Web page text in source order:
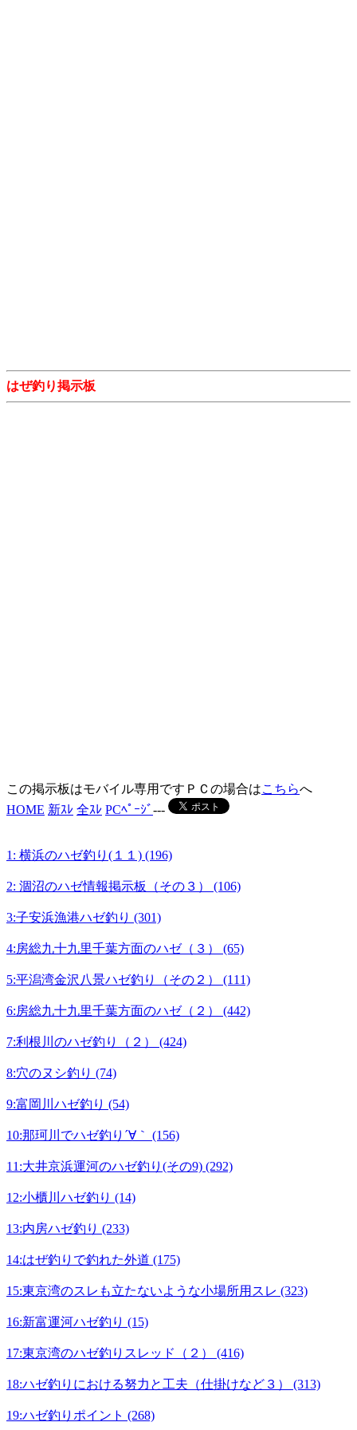
はぜ釣り掲示板
この掲示板はモバイル専用ですＰＣの場合はこちらへ
HOME 新ｽﾚ 全ｽﾚ PCﾍﾟｰｼﾞ---
1: 横浜のハゼ釣り(１１) (196)
2: 涸沼のハゼ情報掲示板（その３） (106)
3:子安浜漁港ハゼ釣り (301)
4:房総九十九里千葉方面のハゼ（３） (65)
5:平潟湾金沢八景ハゼ釣り（その２） (111)
6:房総九十九里千葉方面のハゼ（２） (442)
7:利根川のハゼ釣り（２） (424)
8:穴のヌシ釣り (74)
9:富岡川ハゼ釣り (54)
10:那珂川でハゼ釣り´∀｀ (156)
11:大井京浜運河のハゼ釣り(その9) (292)
12:小櫃川ハゼ釣り (14)
13:内房ハゼ釣り (233)
14:はぜ釣りで釣れた外道 (175)
15:東京湾のスレも立たないような小場所用スレ (323)
16:新富運河ハゼ釣り (15)
17:東京湾のハゼ釣りスレッド（２） (416)
18:ハゼ釣りにおける努力と工夫（仕掛けなど３） (313)
19:ハゼ釣りポイント (268)